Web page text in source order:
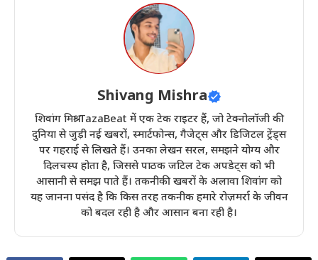
Shivang Mishra
शिवांग मिश्रा TazaBeat में एक टेक राइटर हैं, जो टेक्नोलॉजी की
दुनिया से जुड़ी नई खबरों, स्मार्टफोन्स, गैजेट्स और डिजिटल ट्रेंड्स
पर गहराई से लिखते हैं। उनका लेखन सरल, समझने योग्य और
दिलचस्प होता है, जिससे पाठक जटिल टेक अपडेट्स को भी
आसानी से समझ पाते हैं। तकनीकी खबरों के अलावा शिवांग को
यह जानना पसंद है कि किस तरह तकनीक हमारे रोज़मर्रा के जीवन
को बदल रही है और आसान बना रही है।